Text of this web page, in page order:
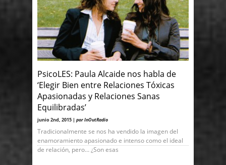
PsicoLES: Paula Alcaide nos habla de
‘Elegir Bien entre Relaciones Tóxicas
Apasionadas y Relaciones Sanas
Equilibradas’
junio 2nd, 2015 | por InOutRadio
Tradicionalmente se nos ha vendido la imagen del
enamoramiento apasionado e intenso como el ideal
de relación, pero… ¿Son esas